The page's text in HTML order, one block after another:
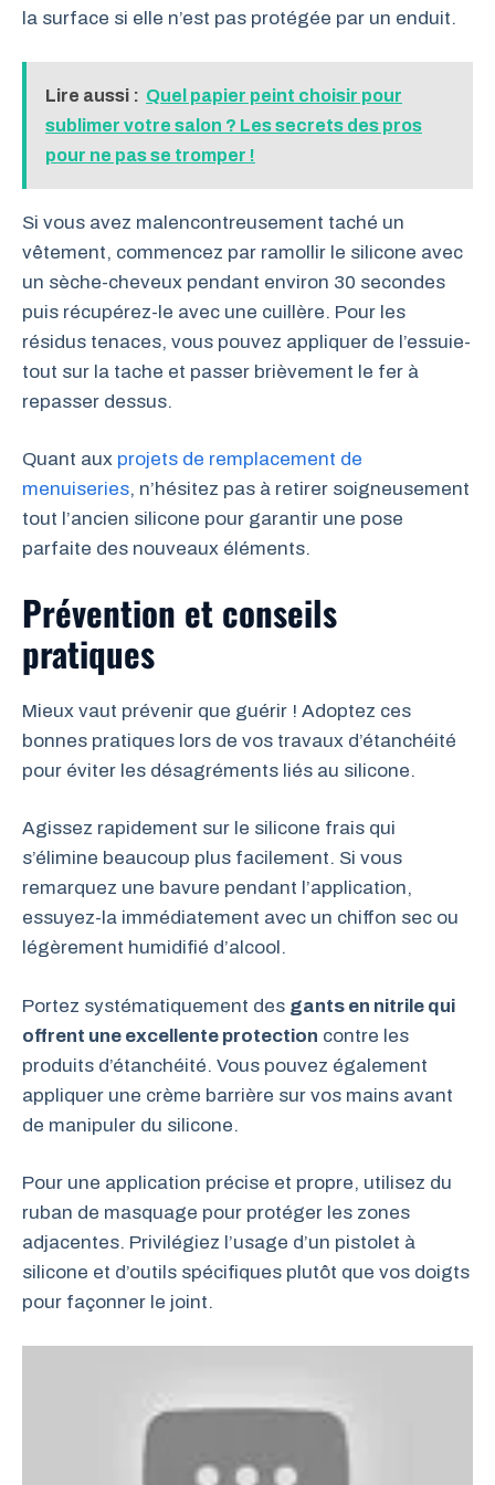
la surface si elle n’est pas protégée par un enduit.
Lire aussi : Quel papier peint choisir pour
sublimer votre salon ? Les secrets des pros
pour ne pas se tromper !
Si vous avez malencontreusement taché un
vêtement, commencez par ramollir le silicone avec
un sèche-cheveux pendant environ 30 secondes
puis récupérez-le avec une cuillère. Pour les
résidus tenaces, vous pouvez appliquer de l’essuie-
tout sur la tache et passer brièvement le fer à
repasser dessus.
Quant aux projets de remplacement de
menuiseries, n’hésitez pas à retirer soigneusement
tout l’ancien silicone pour garantir une pose
parfaite des nouveaux éléments.
Prévention et conseils
pratiques
Mieux vaut prévenir que guérir ! Adoptez ces
bonnes pratiques lors de vos travaux d’étanchéité
pour éviter les désagréments liés au silicone.
Agissez rapidement sur le silicone frais qui
s’élimine beaucoup plus facilement. Si vous
remarquez une bavure pendant l’application,
essuyez-la immédiatement avec un chiffon sec ou
légèrement humidifié d’alcool.
Portez systématiquement des gants en nitrile qui
offrent une excellente protection contre les
produits d’étanchéité. Vous pouvez également
appliquer une crème barrière sur vos mains avant
de manipuler du silicone.
Pour une application précise et propre, utilisez du
ruban de masquage pour protéger les zones
adjacentes. Privilégiez l’usage d’un pistolet à
silicone et d’outils spécifiques plutôt que vos doigts
pour façonner le joint.